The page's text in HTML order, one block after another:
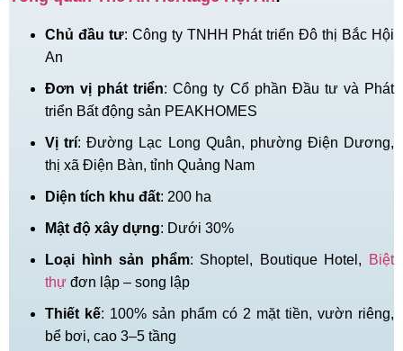
Chủ đầu tư: Công ty TNHH Phát triển Đô thị Bắc Hội
An
Đơn vị phát triển: Công ty Cổ phần Đầu tư và Phát
triển Bất động sản PEAKHOMES
Vị trí: Đường Lạc Long Quân, phường Điện Dương,
thị xã Điện Bàn, tỉnh Quảng Nam
Diện tích khu đất: 200 ha
Mật độ xây dựng: Dưới 30%
Loại hình sản phẩm: Shoptel, Boutique Hotel,
Biệt
thự đơn lập – song lập
Thiết kế: 100% sản phẩm có 2 mặt tiền, vườn riêng,
bể bơi, cao 3–5 tầng